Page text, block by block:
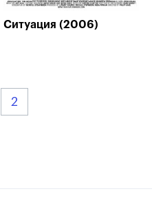
Ситуация (2006)
2